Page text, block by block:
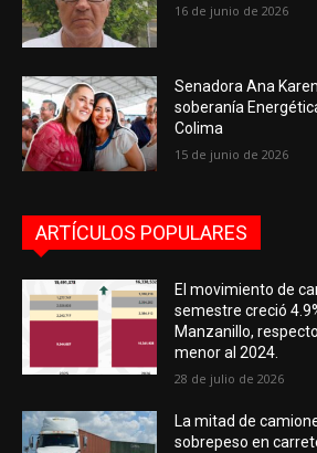
16 de junio de 2026
Senadora Ana
soberanía
Colima
15 de junio de 2026
ARTÍCULOS POPULARES
El movimiento de
semestre creció
Manzanillo,
menor al 2024.
28 de julio de 2026
La mitad de
sobrepeso en